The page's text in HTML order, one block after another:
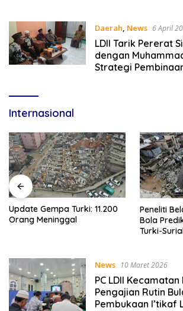
Daerah, News 6 April
LDII Tarik Pererat
dengan
Strategi
Internasional
Update Gempa Turki: 11.200
Orang Meninggal
Peneliti
Bola
Turki-
News 10 Maret 2026
PC LDII
Pengajian Rutin
Pembukaan I’tikaf